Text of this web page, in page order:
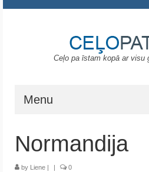
Ceļo pa īstam kopā ar visu
Menu
Normandija
by Liene | | 0